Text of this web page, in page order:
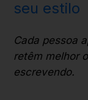
seu estilo
Cada pessoa
retêm melhor
escrevendo.